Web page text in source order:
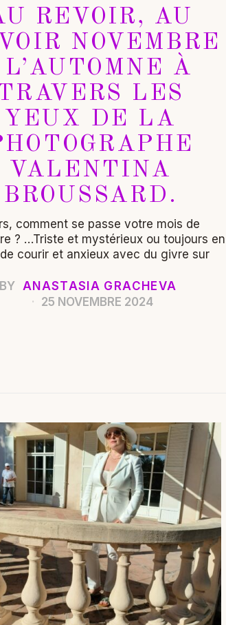
REVOIR, AU
NOVEMBRE
À
LES
YEUX DE LA
VALENTINA
BROUSSARD.
comment se passe votre mois de
? …Triste et mystérieux ou toujours en
courir et anxieux avec du givre sur
BY ANASTASIA GRACHEVA
25 NOVEMBRE 2024